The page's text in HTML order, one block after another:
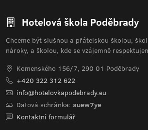
Hotelová škola Poděbrady
Chceme být slušnou a přátelskou školou,
nároky, a školou, kde se vzájemně
Komenského 156/7, 290 01 Poděbrady
+420 322 312 622
info@hotelovkapodebrady.eu
Datová schránka: auew7ye
Kontaktní formulář